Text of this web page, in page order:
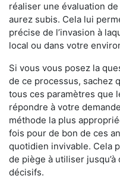
réaliser une évaluation
aurez subis. Cela lui
précise de l’invasion à
local ou dans votre
Si vous vous posez la
de ce processus, sachez
tous ces paramètres que
répondre à votre
méthode la plus
fois pour de bon de ces
quotidien invivable. Cela
de piège à utiliser
décisifs.